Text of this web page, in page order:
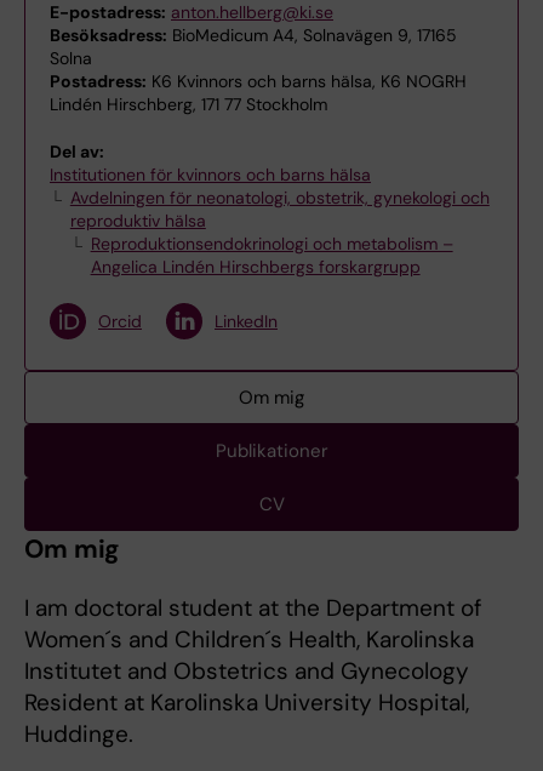
E-postadress: anton.hellberg@ki.se
Besöksadress: BioMedicum A4, Solnavägen 9, 17165
Solna
Postadress: K6 Kvinnors och barns hälsa, K6 NOGRH
Lindén Hirschberg, 171 77 Stockholm
Del av:
Institutionen för kvinnors och barns hälsa
Avdelningen för neonatologi, obstetrik, gynekologi och
reproduktiv hälsa
Reproduktionsendokrinologi och metabolism –
Angelica Lindén Hirschbergs forskargrupp
Orcid LinkedIn
Om mig
Publikationer
CV
Om mig
I am doctoral student at the Department of
Women´s and Children´s Health, Karolinska
Institutet and Obstetrics and Gynecology
Resident at Karolinska University Hospital,
Huddinge.